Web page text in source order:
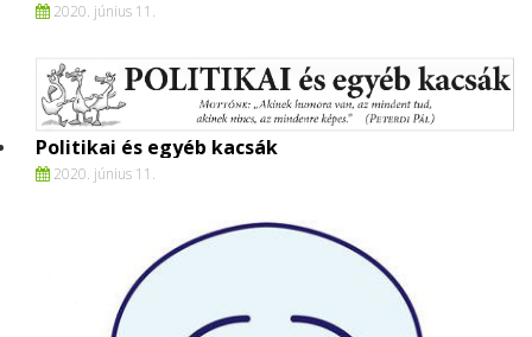
2020. június 11.
Politikai és egyéb kacsák
2020. június 11.